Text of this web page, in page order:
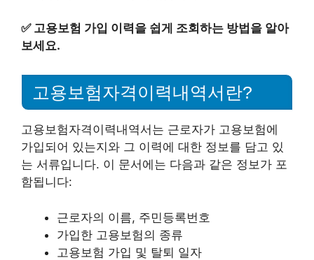
✅ 고용보험 가입 이력을 쉽게 조회하는 방법을 알아
보세요.
고용보험자격이력내역서란?
고용보험자격이력내역서는 근로자가 고용보험에
가입되어 있는지와 그 이력에 대한 정보를 담고 있
는 서류입니다. 이 문서에는 다음과 같은 정보가 포
함됩니다:
근로자의 이름, 주민등록번호
가입한 고용보험의 종류
고용보험 가입 및 탈퇴 일자